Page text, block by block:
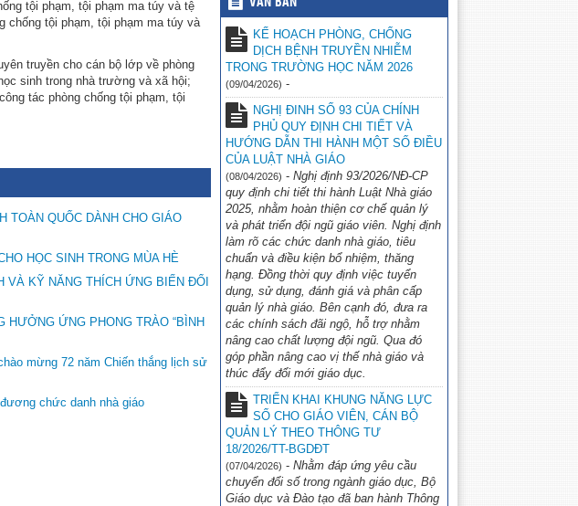
tội phạm, tội phạm ma túy và tệ
chống tội phạm, tội phạm ma túy và
truyền cho cán bộ lớp về phòng
sinh trong nhà trường và xã hội;
tác phòng chống tội phạm, tội
TOÀN QUỐC DÀNH CHO GIÁO
HỌC SINH TRONG MÙA HÈ
VÀ KỸ NĂNG THÍCH ỨNG BIẾN ĐỔI
ỨNG PHONG TRÀO “BÌNH
mừng 72 năm Chiến thắng lịch sử
chức danh nhà giáo
giáo (06/05/2026)
Thư ngõ Chuyển đổi số Trung tâm
Đổi mới sáng tạo và Chuyển đổi số tỉnh
Lâm Đồng
CÔNG AN XÃ ĐẮK SONG TRIỂN
KHAI MÔ HÌNH “CỔNG TRƯỜNG AN
TOÀN GIAO THÔNG” TẠI TRƯỜNG
THCS NGUYỄN TRÃI
Trường THCS Nguyễn Trãi Hướng
dẫn tham gia thử thách trực tuyến “S-
Race 2026″
(06/05/2026)
TRƯỜNG THCS NGUYỄN TRÃI
HƯỚNG DẪN SỬ DỤNG BỘ SGK KẾT
NỐI TRI THỨC VỚI CUỘC SỐNG
NĂM HỌC 2026-2027
(06/05/2026)
VĂN BẢN
KẾ HOẠCH PHÒNG, CHỐNG
DỊCH BỆNH TRUYỀN NHIỄM
TRONG TRƯỜNG HỌC NĂM 2026
(09/04/2026) -
NGHỊ ĐINH SỐ 93 CỦA CHÍNH
PHỦ QUY ĐỊNH CHI TIẾT VÀ
HƯỚNG DẪN THI HÀNH MỘT SỐ ĐIỀU
CỦA LUẬT NHÀ GIÁO
(08/04/2026) - Nghị định 93/2026/NĐ-CP
quy định chi tiết thi hành Luật Nhà giáo
2025, nhằm hoàn thiện cơ chế quản lý
và phát triển đội ngũ giáo viên. Nghị định
làm rõ các chức danh nhà giáo, tiêu
chuẩn và điều kiện bổ nhiệm, thăng
hạng. Đồng thời quy định việc tuyển
dụng, sử dụng, đánh giá và phân cấp
quản lý nhà giáo. Bên cạnh đó, đưa ra
các chính sách đãi ngộ, hỗ trợ nhằm
nâng cao chất lượng đội ngũ. Qua đó
góp phần nâng cao vị thế nhà giáo và
thúc đẩy đổi mới giáo dục.
TRIỂN KHAI KHUNG NĂNG LỰC
SỐ CHO GIÁO VIÊN, CÁN BỘ
QUẢN LÝ THEO THÔNG TƯ
18/2026/TT-BGDĐT
(07/04/2026) - Nhằm đáp ứng yêu cầu
chuyển đổi số trong ngành giáo dục, Bộ
Giáo dục và Đào tạo đã ban hành Thông